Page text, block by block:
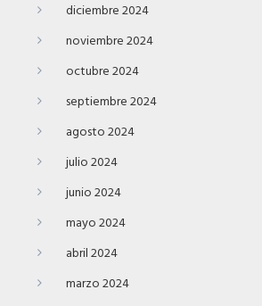
diciembre 2024
noviembre 2024
octubre 2024
septiembre 2024
agosto 2024
julio 2024
junio 2024
mayo 2024
abril 2024
marzo 2024